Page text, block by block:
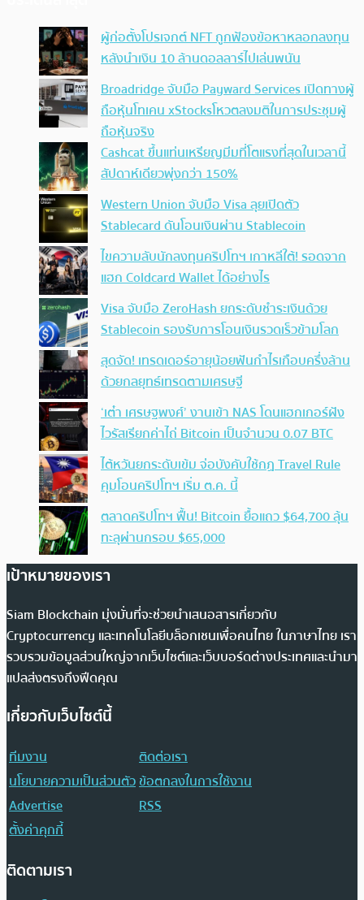
ผู้ก่อตั้งโปรเจกต์ NFT ถูกฟ้องข้อหาหลอกลงทุน
หลังนำเงิน 10 ล้านดอลลาร์ไปเล่นพนัน
Broadridge จับมือ Payward Services เปิดทางผู้
ถือหุ้นโทเคน xStocksโหวตลงมติในการประชุมผู้
ถือหุ้นจริง
Cashcat ขึ้นแท่นเหรียญมีมที่โตแรงที่สุดในเวลานี้
สัปดาห์เดียวพุ่งกว่า 150%
Western Union จับมือ Visa ลุยเปิดตัว
Stablecard ดันโอนเงินผ่าน Stablecoin
ไขความลับนักลงทุนคริปโทฯ เกาหลีใต้! รอดจาก
แฮก Coldcard Wallet ได้อย่างไร
Visa จับมือ ZeroHash ยกระดับชำระเงินด้วย
Stablecoin รองรับการโอนเงินรวดเร็วข้ามโลก
สุดจัด! เทรดเดอร์อายุน้อยฟันกำไรเกือบครึ่งล้าน
ด้วยกลยุทธ์เทรดตามเศรษฐี
‘เต๋า เศรษฐพงศ์’ งานเข้า NAS โดนแฮกเกอร์ฝัง
ไวรัสเรียกค่าไถ่ Bitcoin เป็นจำนวน 0.07 BTC
ไต้หวันยกระดับเข้ม จ่อบังคับใช้กฏ Travel Rule
คุมโอนคริปโทฯ เริ่ม ต.ค. นี้
ตลาดคริปโทฯ ฟื้น! Bitcoin ยื้อแถว $64,700 ลุ้น
ทะลุผ่านกรอบ $65,000
เป้าหมายของเรา
Siam Blockchain มุ่งมั่นที่จะช่วยนำเสนอสารเกี่ยวกับ
Cryptocurrency และเทคโนโลยีบล็อกเชนเพื่อคนไทย ในภาษาไทย เรา
รวบรวมข้อมูลส่วนใหญ่จากเว็บไซต์และเว็บบอร์ดต่างประเทศและนำมา
แปลส่งตรงถึงฟีดคุณ
เกี่ยวกับเว็บไซต์นี้
ทีมงาน
ติดต่อเรา
นโยบายความเป็นส่วนตัวข้อตกลงในการใช้งาน
Advertise
RSS
ตั้งค่าคุกกี้
ติดตามเรา